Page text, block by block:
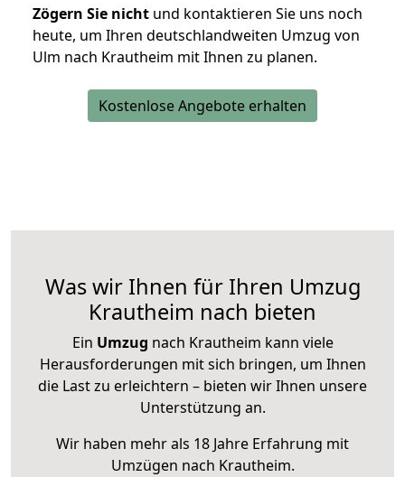
Zögern Sie nicht und kontaktieren Sie uns noch
heute, um Ihren deutschlandweiten Umzug von
Ulm nach Krautheim mit Ihnen zu planen.
Kostenlose Angebote erhalten
Was wir Ihnen für Ihren Umzug
Krautheim nach bieten
Ein Umzug nach Krautheim kann viele
Herausforderungen mit sich bringen, um Ihnen
die Last zu erleichtern – bieten wir Ihnen unsere
Unterstützung an.
Wir haben mehr als 18 Jahre Erfahrung mit
Umzügen nach Krautheim.